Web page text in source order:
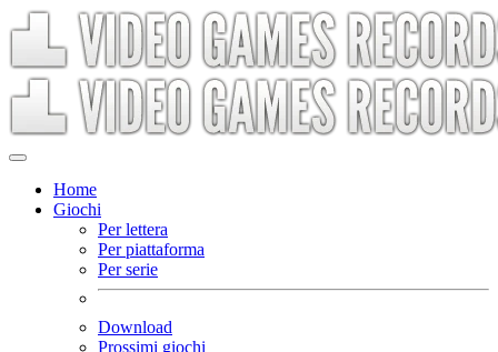
Home
Giochi
Per lettera
Per piattaforma
Per serie
Download
Prossimi giochi